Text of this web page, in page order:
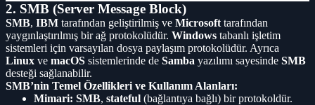
2. SMB (Server Message Block)
SMB, IBM tarafından geliştirilmiş ve Microsoft tarafından
yaygınlaştırılmış bir ağ protokolüdür. Windows tabanlı işletim
sistemleri için varsayılan dosya paylaşım protokolüdür. Ayrıca
Linux ve macOS sistemlerinde de Samba yazılımı sayesinde SMB
desteği sağlanabilir.
SMB’nin Temel Özellikleri ve Kullanım Alanları:
Mimari: SMB, stateful (bağlantıya bağlı) bir protokoldür.